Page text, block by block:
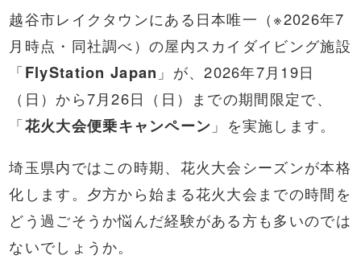
越谷市レイクタウンにある日本唯一（※2026年7
月時点・同社調べ）の屋内スカイダイビング施設
「FlyStation Japan 」が、2026年7月19日
（日）から7月26日（日）までの期間限定で、
「花火大会便乗キャンペーン 」を実施します。
埼玉県内ではこの時期、花火大会シーズンが本格
化します。夕方から始まる花火大会までの時間を
どう過ごそうか悩んだ経験がある方も多いのでは
ないでしょうか。